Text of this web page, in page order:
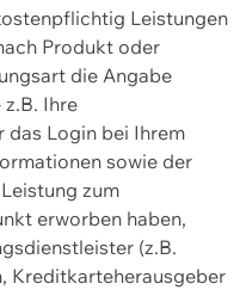
Leistungen
Produkt oder
die Angabe
Ihre
Login bei Ihrem
sowie der
zum
erworben haben,
(z.B.
Kreditkarteherausgeber